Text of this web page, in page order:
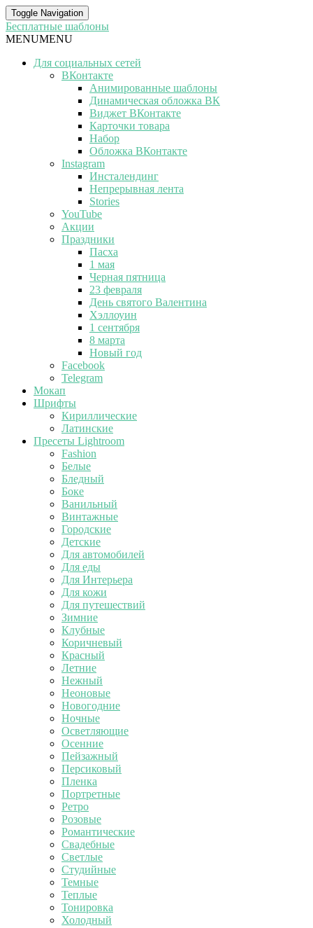
Toggle Navigation
Бесплатные шаблоны
MENUMENU
Для социальных сетей
ВКонтакте
Анимированные шаблоны
Динамическая обложка ВК
Виджет ВКонтакте
Карточки товара
Набор
Обложка ВКонтакте
Instagram
Инсталендинг
Непрерывная лента
Stories
YouTube
Акции
Праздники
Пасха
1 мая
Черная пятница
23 февраля
День святого Валентина
Хэллоуин
1 сентября
8 марта
Новый год
Facebook
Telegram
Мокап
Шрифты
Кириллические
Латинские
Пресеты Lightroom
Fashion
Белые
Бледный
Боке
Ванильный
Винтажные
Городские
Детские
Для автомобилей
Для еды
Для Интерьера
Для кожи
Для путешествий
Зимние
Клубные
Коричневый
Красный
Летние
Нежный
Неоновые
Новогодние
Ночные
Осветляющие
Осенние
Пейзажный
Персиковый
Пленка
Портретные
Ретро
Розовые
Романтические
Свадебные
Светлые
Студийные
Темные
Теплые
Тонировка
Холодный